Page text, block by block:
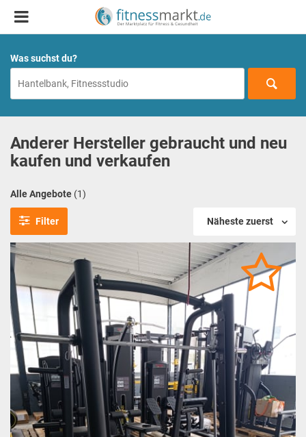
Was suchst du?
Anderer Hersteller gebraucht und neu
kaufen und verkaufen
Alle Angebote (1)
Filter Näheste zuerst